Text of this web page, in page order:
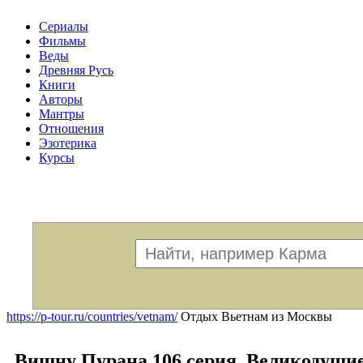
Сериалы
Фильмы
Веды
Древняя Русь
Книги
Авторы
Мантры
Отношения
Эзотерика
Курсы
https://p-tour.ru/countries/vetnam/Отдых Вьетнам из Москвы